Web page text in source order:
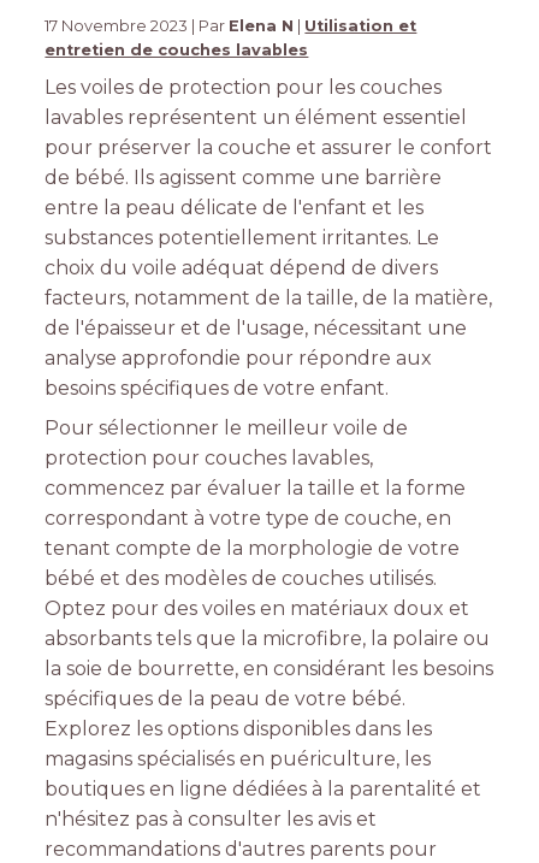
17 Novembre 2023 | Par Elena N
Utilisation et
entretien de couches lavables
Les voiles de protection pour les couches
lavables représentent un élément essentiel
pour préserver la couche et assurer le confort
de bébé. Ils agissent comme une barrière
entre la peau délicate de l'enfant et les
substances potentiellement irritantes. Le
choix du voile adéquat dépend de divers
facteurs, notamment de la taille, de la matière,
de l'épaisseur et de l'usage, nécessitant une
analyse approfondie pour répondre aux
besoins spécifiques de votre enfant.
Pour sélectionner le meilleur voile de
protection pour couches lavables,
commencez par évaluer la taille et la forme
correspondant à votre type de couche, en
tenant compte de la morphologie de votre
bébé et des modèles de couches utilisés.
Optez pour des voiles en matériaux doux et
absorbants tels que la microfibre, la polaire ou
la soie de bourrette, en considérant les besoins
spécifiques de la peau de votre bébé.
Explorez les options disponibles dans les
magasins spécialisés en puériculture, les
boutiques en ligne dédiées à la parentalité et
n'hésitez pas à consulter les avis et
recommandations d'autres parents pour